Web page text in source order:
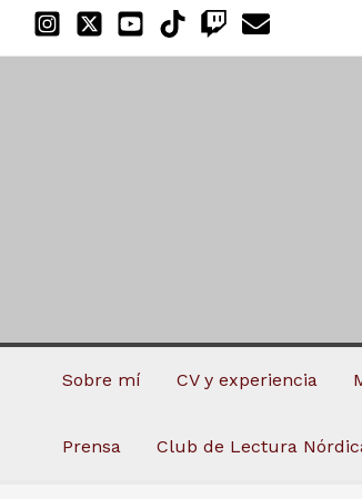
Sobre mí CV y experiencia
Prensa Club de Lectura